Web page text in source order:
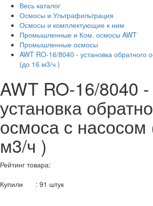
Весь каталог
Осмосы и Ультрафильтрация
Осмосы и комплектующие к ним
Промышленные и Ком. осмосы AWT
Промышленные осмосы
AWT RO-16/8040 - установка обратного
(до 16 м3/ч )
AWT RO-16/8040 -
установка
осмоса с насосом
м3/ч )
Рейтинг товара:
Купили
: 91 штук